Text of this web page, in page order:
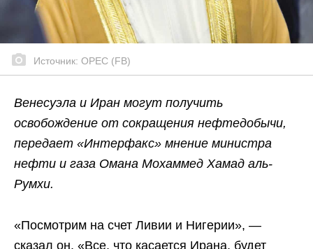
Источник: OPEC (FB)
Венесуэла и Иран могут получить
освобождение от сокращения нефтедобычи,
передает «Интерфакс» мнение министра
нефти и газа Омана Мохаммед Хамад аль-
Румхи.
«Посмотрим на счет Ливии и Нигерии», —
сказал он. «Все, что касается Ирана, будет